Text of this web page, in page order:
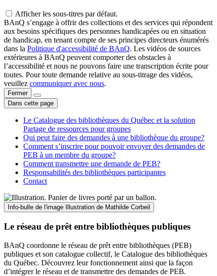
Afficher les sous-titres par défaut.
BAnQ s’engage à offrir des collections et des services qui répondent
aux besoins spécifiques des personnes handicapées ou en situation
de handicap, en tenant compte de ses principes directeurs énumérés
dans la Politique d'accessibilité de BAnQ. Les vidéos de sources
extérieures à BAnQ peuvent comporter des obstacles à
l’accessibilité et nous ne pouvons faire une transcription écrite pour
toutes. Pour toute demande relative au sous-titrage des vidéos,
veuillez communiquer avec nous.
Fermer
Dans cette page
Le Catalogue des bibliothèques du Québec et la solution
Partage de ressources pour groupes
Qui peut faire des demandes à une bibliothèque du groupe?
Comment s’inscrire pour pouvoir envoyer des demandes de
PEB à un membre du groupe?
Comment transmettre une demande de PEB?
Responsabilités des bibliothèques participantes
Contact
Info-bulle de l'image Illustration de Mathilde Corbeil
Le réseau de prêt entre bibliothèques publiques
BAnQ coordonne le réseau de prêt entre bibliothèques (PEB)
publiques et son catalogue collectif, le Catalogue des bibliothèques
du Québec. Découvrez leur fonctionnement ainsi que la façon
d’intégrer le réseau et de transmettre des demandes de PEB.